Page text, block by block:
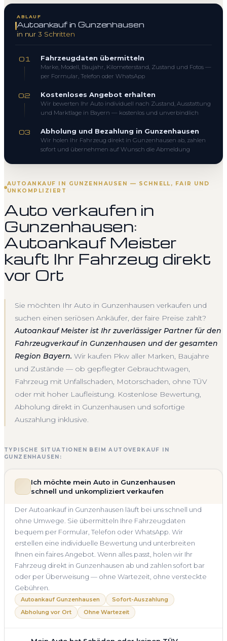
AUTOANKAUF IN GUNZENHAUSEN — SCHNELL, FAIR UND
UNKOMPLIZIERT
Auto verkaufen in
Gunzenhausen:
Autoankauf Meister
kauft Ihr Fahrzeug direkt
vor Ort
Sie möchten Ihr Auto in Gunzenhausen verkaufen und
suchen einen seriösen Ankäufer, der faire Preise zahlt?
Autoankauf Meister ist Ihr zuverlässiger Partner für den
Fahrzeugverkauf in Gunzenhausen und der gesamten
Region Bayern. Wir kaufen Pkw aller Marken, Baujahre
und Zustände — ob gepflegter Gebrauchtwagen,
Fahrzeug mit Unfallschaden, Motorschaden, ohne TÜV
oder mit hoher Laufleistung. Kostenlose Bewertung,
Abholung direkt in Gunzenhausen und sofortige
Auszahlung inklusive.
TYPISCHE SITUATIONEN BEIM AUTOVERKAUF IN
GUNZENHAUSEN:
Ich möchte mein Auto in Gunzenhausen
schnell und unkompliziert verkaufen
Der Autoankauf in Gunzenhausen läuft bei uns schnell und
ohne Umwege. Sie übermitteln Ihre Fahrzeugdaten
bequem per Formular, Telefon oder WhatsApp. Wir
erstellen eine individuelle Bewertung und unterbreiten
Ihnen ein faires Angebot. Wenn alles passt, holen wir Ihr
Fahrzeug direkt in Gunzenhausen ab und zahlen sofort bar
oder per Überweisung — ohne Wartezeit, ohne versteckte
Gebühren.
Autoankauf Gunzenhausen
Sofort-Auszahlung
Abholung vor Ort
Ohne Wartezeit
ABLAUF
Autoankauf in Gunzenhausen
in nur 3 Schritten
01 Fahrzeugdaten übermitteln
Marke, Modell, Baujahr, Kilometerstand, Zustand und Fotos —
per Formular, Telefon oder WhatsApp
02 Kostenloses Angebot erhalten
Wir bewerten Ihr Auto individuell nach Zustand, Ausstattung
und Marktlage in Bayern — kostenlos und unverbindlich
03 Abholung und Bezahlung in Gunzenhausen
Wir holen Ihr Fahrzeug direkt in Gunzenhausen ab, zahlen
sofort und übernehmen auf Wunsch die Abmeldung